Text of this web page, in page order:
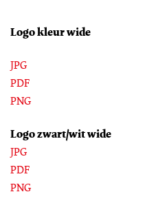
Logo kleur wide
JPG
PDF
PNG
Logo zwart/wit wide
JPG
PDF
PNG